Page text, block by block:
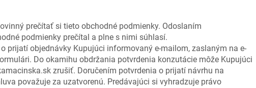
prečítať si tieto obchodné podmienky. Odoslaním
podmienky prečítal a plne s nimi súhlasí.
prijatí objednávky Kupujúci informovaný e-mailom, zaslaným na e-
Do okamihu obdržania potvrdenia konzutácie môže Kupujúci
zrušiť. Doručením potvrdenia o prijatí návrhu na
považuje za uzatvorenú. Predávajúci si vyhradzuje právo